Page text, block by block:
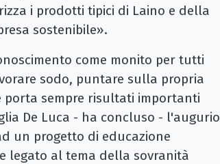
i prodotti tipici di Laino e della
sostenibile».
come monito per tutti
sodo, puntare sulla propria
sempre risultati importanti
De Luca - ha concluso - l'augurio
un progetto di educazione
legato al tema della sovranità